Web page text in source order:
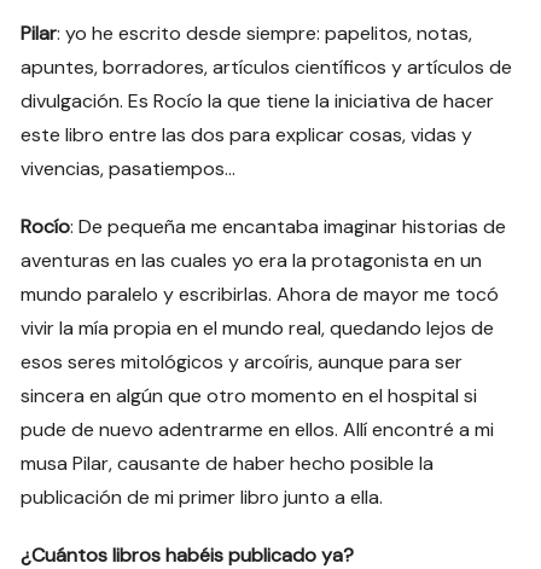
Pilar: yo he escrito desde siempre: papelitos, notas,
apuntes, borradores, artículos científicos y artículos de
divulgación. Es Rocío la que tiene la iniciativa de hacer
este libro entre las dos para explicar cosas, vidas y
vivencias, pasatiempos…
Rocío: De pequeña me encantaba imaginar historias de
aventuras en las cuales yo era la protagonista en un
mundo paralelo y escribirlas. Ahora de mayor me tocó
vivir la mía propia en el mundo real, quedando lejos de
esos seres mitológicos y arcoíris, aunque para ser
sincera en algún que otro momento en el hospital si
pude de nuevo adentrarme en ellos. Allí encontré a mi
musa Pilar, causante de haber hecho posible la
publicación de mi primer libro junto a ella.
¿Cuántos libros habéis publicado ya?